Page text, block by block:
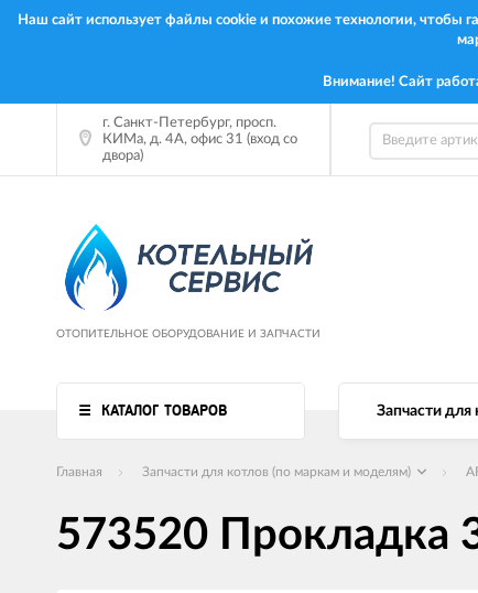
Наш сайт использует файлы cookie и похожие технологии, чтобы
Внимание! Сайт
г. Санкт-Петербург, просп.
КИМа, д. 4А, офис 31 (вход со
двора)
ОТОПИТЕЛЬНОЕ ОБОРУДОВАНИЕ И ЗАПЧАСТИ
КАТАЛОГ ТОВАРОВ Запчасти для
Главная Запчасти для котлов (по маркам и моделям)
573520 Прокладка